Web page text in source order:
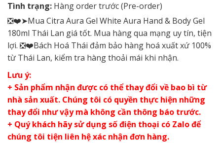
Tình trạng: Hàng order trước (Pre-order)
❎❤️➤Mua Citra Aura Gel White Aura Hand & Body Gel
180ml Thái Lan giá tốt. Mua hàng qua mạng uy tín, tiện
lợi. ❎❤️Bách Hoá Thái đảm bảo hàng hoá xuất xứ 100%
từ Thái Lan, kiểm tra hàng thoải mái khi nhận.
Lưu ý:
+ Sản phẩm nhận được có thể thay đổi về bao bì từ
nhà sản xuất. Chúng tôi có quyền thực hiện những
thay đổi như vậy mà không cần thông báo trước.
+ Quý khách hãy sử dụng số điện thoại có Zalo để
chúng tôi tiện liên hệ xác nhận đơn hàng.